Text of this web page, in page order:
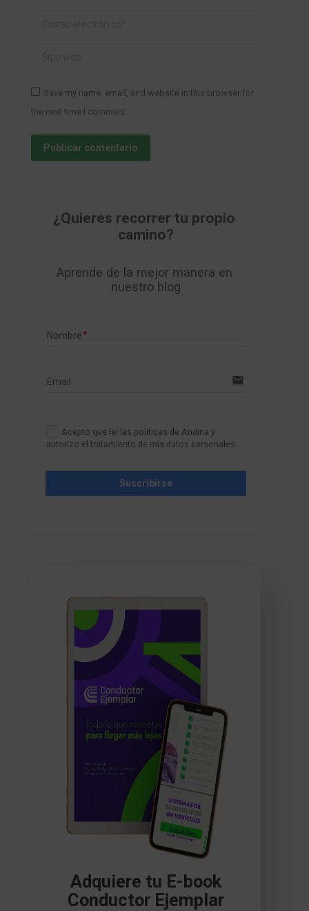
Save my name, email, and website in this browser for
the next time I comment.
Publicar comentario
¿Quieres recorrer tu propio
camino?
Aprende de la mejor manera en
nuestro blog
Nombre
Email email
Acepto que leí las políticas de Andina y
autorizo el tratamiento de mis datos personales.
Suscribirse
Adquiere tu E-book
Conductor Ejemplar